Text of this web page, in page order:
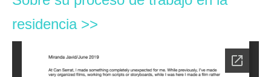
residencia >>